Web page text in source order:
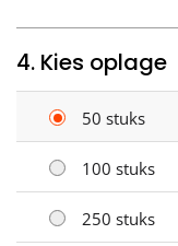
4. Kies oplage
50 stuks
100 stuks
250 stuks